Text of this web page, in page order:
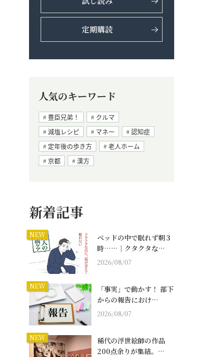
定期購読
人気のキーワード
豊臣兄弟！
クルマ
減塩レシピ
マネー
認知症
定年後の歩き方
老人ホーム
京都
漢方
新着記事
NEW
ベッドの中で眠れず朝３
時……｜クタクタな…
2026/08/07
NEW
「事実」で動かす！ 部下
からの報告におけ…
2026/08/07
NEW
稀代の浮世絵師の作品
200点余りが集結。…